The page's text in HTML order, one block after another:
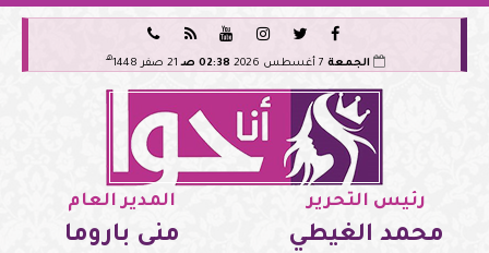






الجمعة 02:38 صـ 21 صفر 1448 هـ
رئيس التحرير
محمد الغيطي
المدير العام
منى باروما